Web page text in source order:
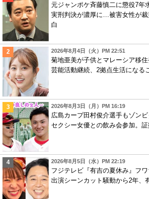
元ジャンポケ斉藤慎二に懲役7年
実刑判決が濃厚に…被害女性が
白
2026年8月4日（火）PM 22:51
菊地亜美が子供とマレーシア移
芸能活動継続、2拠点生活になる
2026年8月3日（月）PM 16:19
広島カープ田村俊介選手もゾンビ
セクシー女優との飲み会参加。
2026年8月5日（水）PM 22:19
フジテレビ『有吉の夏休み』フ
出演シーンカット騒動から2年、